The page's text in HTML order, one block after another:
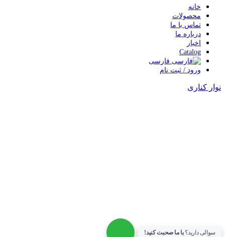
خانه
محصولات
تماس با ما
درباره ما
اخبار
Catalog
فارسی
ورود / ثبت نام
کناری
سوالی دارید؟با ما صحبت کنید!